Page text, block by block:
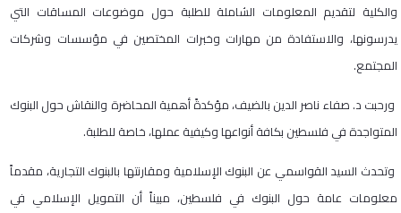
والكلية لتقديم المعلومات الشاملة للطلبة حول موضوعات المساقات التي
يدرسونها، والاستفادة من مهارات وخبرات المختصين في مؤسسات وشركات
المجتمع.
ورحبت د. صفاء ناصر الدين بالضيف، مؤكدةً أهمية المحاضرة والنقاش حول البنوك
المتواجدة في فلسطين بكافة أنواعها وكيفية عملها، خاصة للطلبة.
وتحدث السيد القواسمي عن البنوك الإسلامية ومقارنتها بالبنوك التجارية، مقدماً
معلومات عامة حول البنوك في فلسطين، مبيناً أن التمويل الإسلامي في